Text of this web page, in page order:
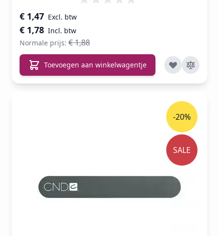
Speciale prijs
€ 1,78
€ 1,47
Normale prijs: € 1,88
Toevoegen aan winkelwagentje
-20%
SALE